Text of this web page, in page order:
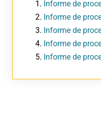
Informe de
Informe de
Informe de
Informe de
Informe de